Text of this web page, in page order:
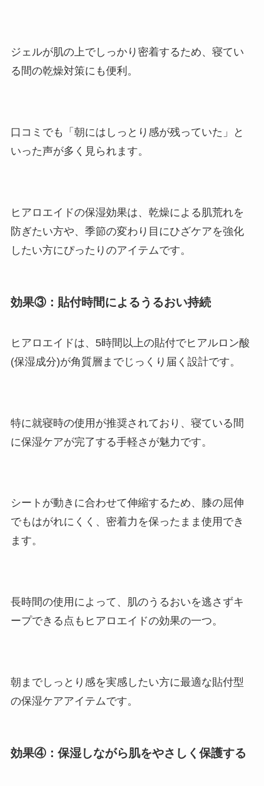
ジェルが肌の上でしっかり密着するため、寝てい
る間の乾燥対策にも便利。
口コミでも「朝にはしっとり感が残っていた」と
いった声が多く見られます。
ヒアロエイドの保湿効果は、乾燥による肌荒れを
防ぎたい方や、季節の変わり目にひざケアを強化
したい方にぴったりのアイテムです。
効果③：貼付時間によるうるおい持続
ヒアロエイドは、5時間以上の貼付でヒアルロン酸
(保湿成分)が角質層までじっくり届く設計です。
特に就寝時の使用が推奨されており、寝ている間
に保湿ケアが完了する手軽さが魅力です。
シートが動きに合わせて伸縮するため、膝の屈伸
でもはがれにくく、密着力を保ったまま使用でき
ます。
長時間の使用によって、肌のうるおいを逃さずキ
ープできる点もヒアロエイドの効果の一つ。
朝までしっとり感を実感したい方に最適な貼付型
の保湿ケアアイテムです。
効果④：保湿しながら肌をやさしく保護する